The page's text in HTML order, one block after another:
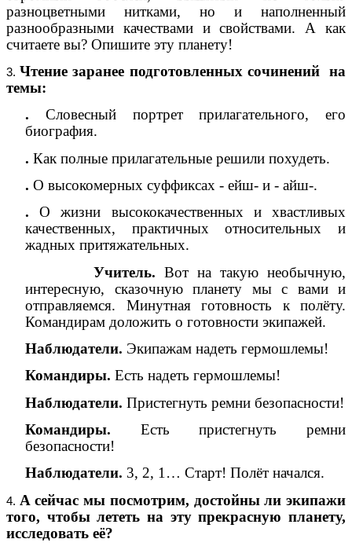
разноцветными нитками, но и наполненный
разнообразными качествами и свойствами. А как
считаете вы? Опишите эту планету!
Чтение заранее подготовленных сочинений на
темы:
. Словесный портрет прилагательного, его
биография.
. Как полные прилагательные решили похудеть.
. О высокомерных суффиксах - ейш- и - айш-.
. О жизни высококачественных и хвастливых
качественных, практичных относительных и
жадных притяжательных.
Учитель. Вот на такую необычную,
интересную, сказочную планету мы с вами и
отправляемся. Минутная готовность к полёту.
Командирам доложить о готовности экипажей.
Наблюдатели. Экипажам надеть гермошлемы!
Командиры. Есть надеть гермошлемы!
Наблюдатели. Пристегнуть ремни безопасности!
Командиры. Есть пристегнуть ремни
безопасности!
Наблюдатели. 3, 2, 1… Старт! Полёт начался.
А сейчас мы посмотрим, достойны ли экипажи
того, чтобы лететь на эту прекрасную планету,
исследовать её?